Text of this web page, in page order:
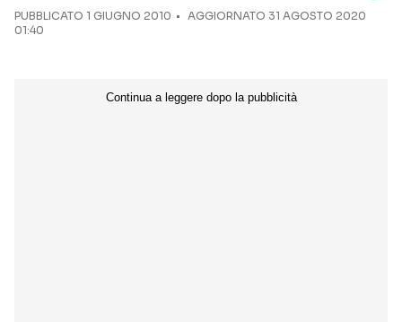
PUBBLICATO 1 GIUGNO 2010
AGGIORNATO 31 AGOSTO 2020
01:40